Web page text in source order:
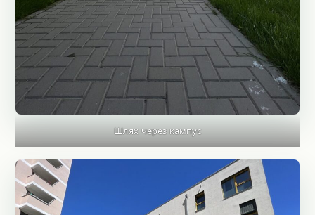
Шлях через кампус